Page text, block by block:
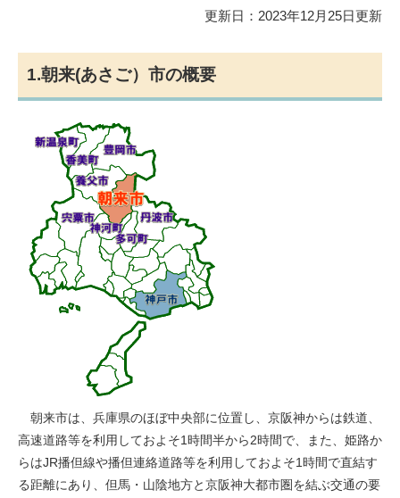
更新日：2023年12月25日更新
1.朝来(あさご）市の概要
朝来市は、兵庫県のほぼ中央部に位置し、京阪神からは鉄道、
高速道路等を利用しておよそ1時間半から2時間で、また、姫路か
らはJR播但線や播但連絡道路等を利用しておよそ1時間で直結す
る距離にあり、但馬・山陰地方と京阪神大都市圏を結ぶ交通の要